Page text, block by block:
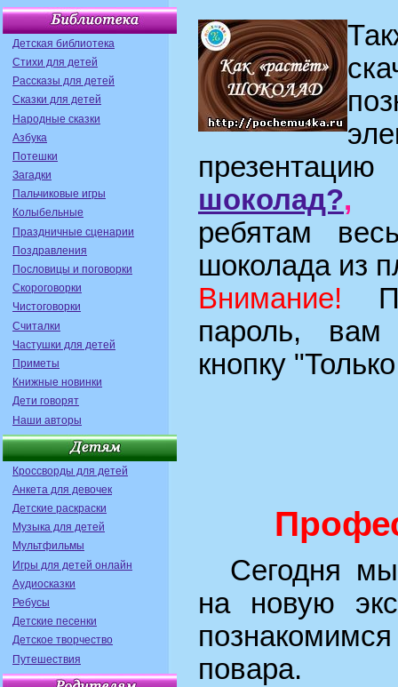
Детская библиотека
Стихи для детей
Рассказы для детей
Сказки для детей
Народные сказки
Азбука
Потешки
Загадки
Пальчиковые игры
Колыбельные
Праздничные сценарии
Поздравления
Пословицы и поговорки
Скороговорки
Чистоговорки
Считалки
Частушки для детей
Приметы
Книжные новинки
Дети говорят
Наши авторы
Кроссворды для детей
Анкета для девочек
Детские раскраски
Музыка для детей
Мультфильмы
Игры для детей онлайн
Аудиосказки
Ребусы
Детские песенки
Детское творчество
Путешествия
шоколад?,
ребятам
шоколада из
Внимание!
пароль, вам
кнопку
Сегодня
на новую
повара.